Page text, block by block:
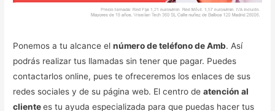
Ponemos a tu alcance elnúmero de teléfono de Amb. Así
podrás realizar tus llamadas sin tener que pagar. Puedes
contactarlos online, pues te ofreceremos los enlaces de sus
redes sociales y de su página web. El centro deatención al
clientees tu ayuda especializada para que puedas hacer tus